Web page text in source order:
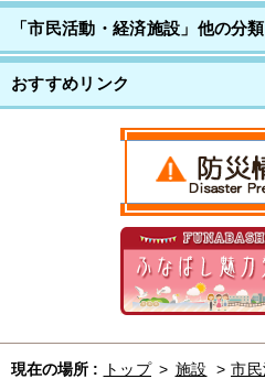
「市民活動・経済施設」他の分類
おすすめリンク
現在の場所 : トップ > 施設 > 市